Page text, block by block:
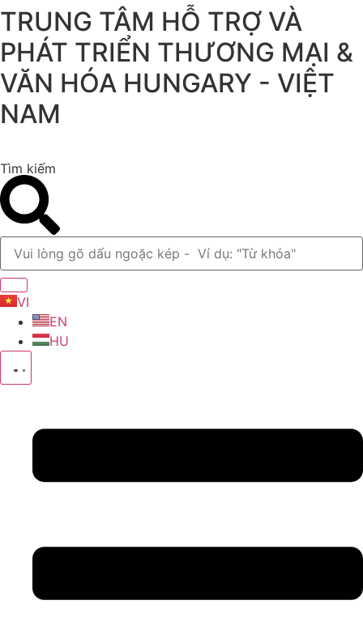
Chuyển
đến
nội
dung
TRUNG TÂM HỖ TRỢ VÀ
PHÁT TRIỂN THƯƠNG MẠI &
VĂN HÓA HUNGARY - VIỆT
NAM
Tìm kiếm
VI
EN
HU